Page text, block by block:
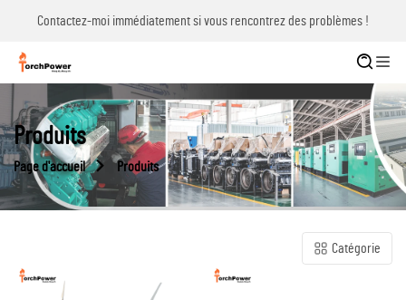
Contactez-moi immédiatement si vous rencontrez des problèmes !
Produits
Page d'accueil Produits
Catégorie